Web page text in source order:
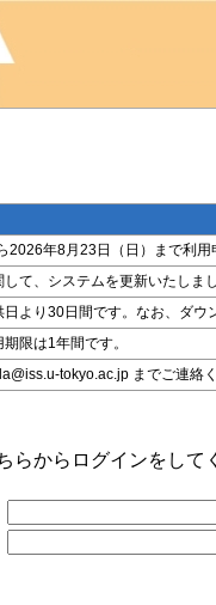
年8月23日（日）まで利
て、システムを更新いたしま
より30日間です。なお、ダ
限は1年間です。
tokyo.ac.jp までご連絡
らからログインをして